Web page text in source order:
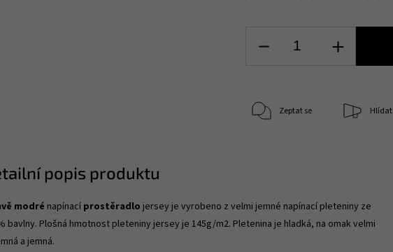
Zeptat se Hlídat
popis produktu
modré napínací prostěradlo jersey je vyrobeno z velmi jemné napínací pleteniny ze
bavlny. Plošná hmotnost pleteniny jersey je 145g/m2. Pletenina je hladká, na omak velmi
a jemná.